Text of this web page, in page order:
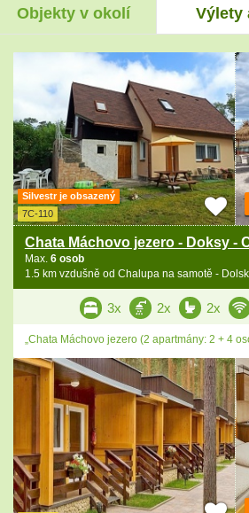
Objekty v okolí Výlety
Silvestr je obsazený
7C-110
Chata Máchovo jezero - Doksy -
Max. 6 osob
1.5 km vzdušně od Chalupa na samotě -
3x 2x 2x
„Chata Máchovo jezero (2 apartmány: 2 + 4